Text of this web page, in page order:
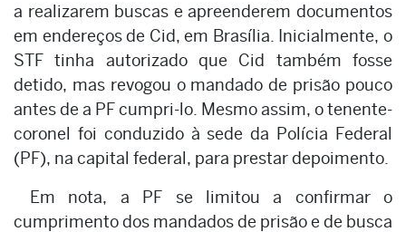
a realizarem buscas e apreenderem documentos
em endereços de Cid, em Brasília. Inicialmente, o
STF tinha autorizado que Cid também fosse
detido, mas revogou o mandado de prisão pouco
antes de a PF cumpri-lo. Mesmo assim, o tenente-
coronel foi conduzido à sede da Polícia Federal
(PF), na capital federal, para prestar depoimento.
Em nota, a PF se limitou a confirmar o
cumprimento dos mandados de prisão e de busca